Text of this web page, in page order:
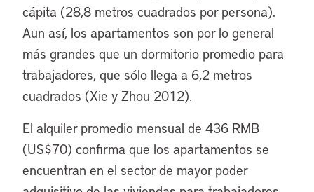
cápita (28,8 metros cuadrados por persona).
Aun así, los apartamentos son por lo general
más grandes que un dormitorio promedio para
trabajadores, que sólo llega a 6,2 metros
cuadrados (Xie y Zhou 2012).
El alquiler promedio mensual de 436 RMB
(US$70) confirma que los apartamentos se
encuentran en el sector de mayor poder